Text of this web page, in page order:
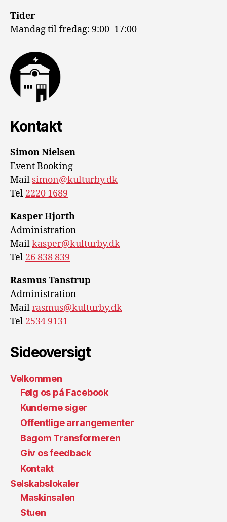
Tider
Mandag til fredag: 9:00–17:00
Kontakt
Simon Nielsen
Event Booking
Mail simon@kulturby.dk
Tel 2220 1689
Kasper Hjorth
Administration
Mailkasper@kulturby.dk
Tel 26 838 839
Rasmus Tanstrup
Administration
Mailrasmus@kulturby.dk
Tel 2534 9131
Sideoversigt
Velkommen
Følg os på Facebook
Kunderne siger
Offentlige arrangementer
Bagom Transformeren
Giv os feedback
Kontakt
Selskabslokaler
Maskinsalen
Stuen